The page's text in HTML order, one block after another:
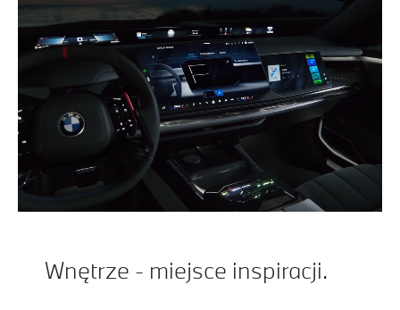
Wnętrze - miejsce inspiracji.